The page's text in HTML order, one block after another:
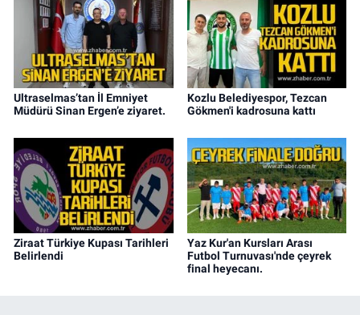
Ultraselmas’tan İl Emniyet
Müdürü Sinan Ergen’e ziyaret.
Kozlu Belediyespor, Tezcan
Gökmen'i kadrosuna kattı
Ziraat Türkiye Kupası Tarihleri
Belirlendi
Yaz Kur'an Kursları Arası
Futbol Turnuvası'nde çeyrek
final heyecanı.